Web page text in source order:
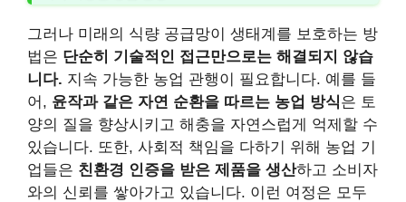
그러나 미래의 식량 공급망이 생태계를 보호하는 방
법은 단순히 기술적인 접근만으로는 해결되지 않습
니다. 지속 가능한 농업 관행이 필요합니다. 예를 들
어, 윤작과 같은 자연 순환을 따르는 농업 방식은 토
양의 질을 향상시키고 해충을 자연스럽게 억제할 수
있습니다. 또한, 사회적 책임을 다하기 위해 농업 기
업들은 친환경 인증을 받은 제품을 생산하고 소비자
와의 신뢰를 쌓아가고 있습니다. 이런 여정은 모두